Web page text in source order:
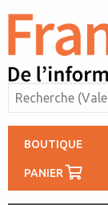
BOUTIQUE
PANIER